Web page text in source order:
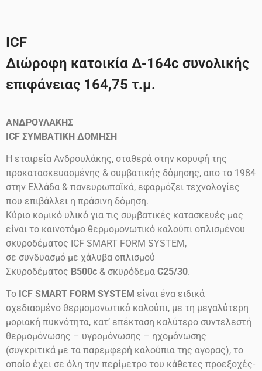
ICF
Διώροφη κατοικία Δ-164c συνολικής
επιφάνειας 164,75 τ.μ.
ΑΝΔΡΟΥΛΑΚΗΣ
ICF ΣΥΜΒΑΤΙΚΗ ΔΟΜΗΣΗ
Η εταιρεία Ανδρουλάκης, σταθερά στην κορυφή της
προκατασκευασμένης & συμβατικής δόμησης, απο το 1984
στην Ελλάδα & πανευρωπαϊκά, εφαρμόζει τεχνολογίες
που επιβάλλει η πράσινη δόμηση.
Κύριο κομικό υλικό για τις συμβατικές κατασκευές μας
είναι το καινοτόμο θερμομονωτικό καλούπι οπλισμένου
σκυροδέματος ICF SMART FORM SYSTEM,
σε συνδυασμό με χάλυβα οπλισμού
Σκυροδέματος B500c & σκυρόδεμα C25/30.
Το ICF SMART FORM SYSTEM είναι ένα ειδικά
σχεδιασμένο θερμομονωτικό καλούπι, με τη μεγαλύτερη
μοριακή πυκνότητα, κατ’ επέκταση καλύτερο συντελεστή
θερμομόνωσης – υγρομόνωσης – ηχομόνωσης
(συγκριτικά με τα παρεμφερή καλούπια της αγορας), το
οποίο έχει σε όλη την περίμετρο του κάθετες προεξοχές-